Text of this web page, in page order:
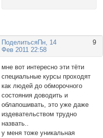
Поделиться 9
Пн, 14
Фев 2011 22:58
мне вот интересно эти тёти
специальные курсы проходят
как людей до обморочного
состояния доводить и
облапошивать, это уже даже
издевательством трудно
назвать..
у меня тоже уникальная